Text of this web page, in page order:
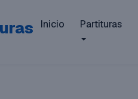
Inicio Partituras